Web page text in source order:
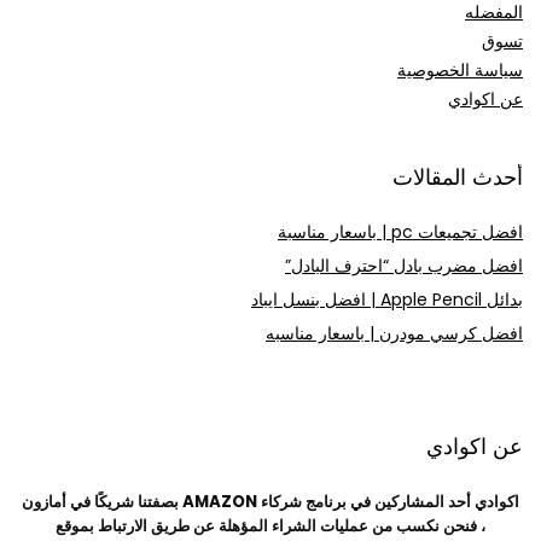
المفضله
تسوق
سياسة الخصوصية
عن اكوادي
أحدث المقالات
افضل تجميعات pc | باسعار مناسبة
افضل مضرب بادل “احترف البادل”
بدائل Apple Pencil | افضل بنسل ايباد
افضل كرسي مودرن | باسعار مناسبه
عن اكوادي
اكوادي أحد المشاركين في برنامج شركاء AMAZON بصفتنا شريكًا في أمازون
، فنحن نكسب من عمليات الشراء المؤهلة عن طريق الارتباط بموقع